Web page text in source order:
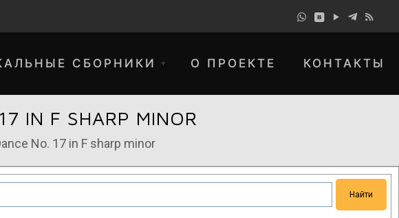
СБОРНИКИ О ПРОЕКТЕ КОНТАКТЫ
IN F SHARP MINOR
No. 17 in F sharp minor